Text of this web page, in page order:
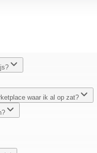
waar ik al op zat?